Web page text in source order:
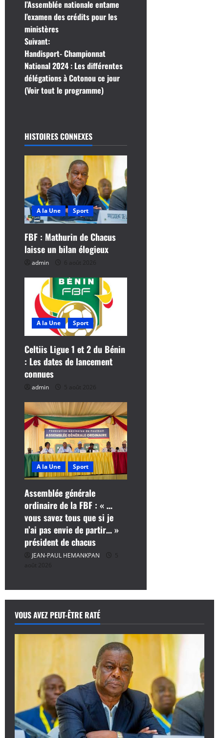
v
i
g
a
i
o
n
d
’
a
r
t
l
e
l’Assemblée nationale entame
l’examen des crédits pour les
ministères
Suivant:
Handisport- Championnat
National 2024 : Les différentes
délégations à Cotonou ce jour
(Voir tout le programme)
HISTOIRES CONNEXES
A la Une Sport
FBF : Mathurin de Chacus
laisse un bilan élogieux
admin 6 août 2026
A la Une Sport
Celtiis Ligue 1 et 2 du Bénin
: Les dates de lancement
connues
admin 5 août 2026
A la Une Sport
Assemblée générale
ordinaire de la FBF : « …
vous savez tous que si je
n’ai pas envie de partir… »
président de chacus
JEAN-PAUL HEMANKPAN
5
août 2026
VOUS AVEZ PEUT-ÊTRE RATÉ